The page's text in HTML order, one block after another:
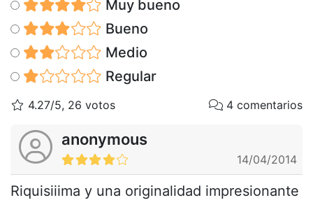
Muy bueno
Bueno
Medio
Regular
4.27/5, 26 votos 4 comentarios
anonymous
14/04/2014
Riquisiiima y una originalidad impresionante